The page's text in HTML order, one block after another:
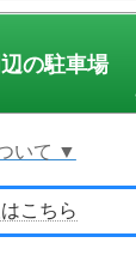
の駐車場
いて ▼
こちら